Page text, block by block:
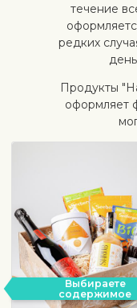
течение
редких
Продукты
оформляет
Выбираете
содержимое